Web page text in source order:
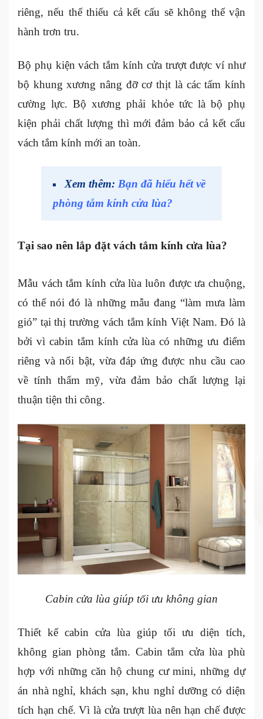
riêng, nếu thể thiếu cả kết cấu sẽ không thể vận
hành trơn tru.
Bộ phụ kiện vách tắm kính cửa trượt được ví như
bộ khung xương nâng đỡ cơ thịt là các tấm kính
cường lực. Bộ xương phải khỏe tức là bộ phụ
kiện phải chất lượng thì mới đảm bảo cả kết cấu
vách tắm kính mới an toàn.
Xem thêm: Bạn đã hiểu hết về
phòng tắm kính cửa lùa?
Tại sao nên lắp đặt vách tắm kính cửa lùa?
Mẫu vách tắm kính cửa lùa luôn được ưa chuộng,
có thể nói đó là những mẫu đang “làm mưa làm
gió” tại thị trường vách tắm kính Việt Nam. Đó là
bởi vì cabin tắm kính cửa lùa có những ưu điểm
riêng và nổi bật, vừa đáp ứng được nhu cầu cao
về tính thẩm mỹ, vừa đảm bảo chất lượng lại
thuận tiện thi công.
Cabin cửa lùa giúp tối ưu không gian
Thiết kế cabin cửa lùa giúp tối ưu diện tích,
không gian phòng tắm. Cabin tắm cửa lùa phù
hợp với những căn hộ chung cư mini, những dự
án nhà nghỉ, khách sạn, khu nghỉ dưỡng có diện
tích hạn chế. Vì là cửa trượt lùa nên hạn chế được